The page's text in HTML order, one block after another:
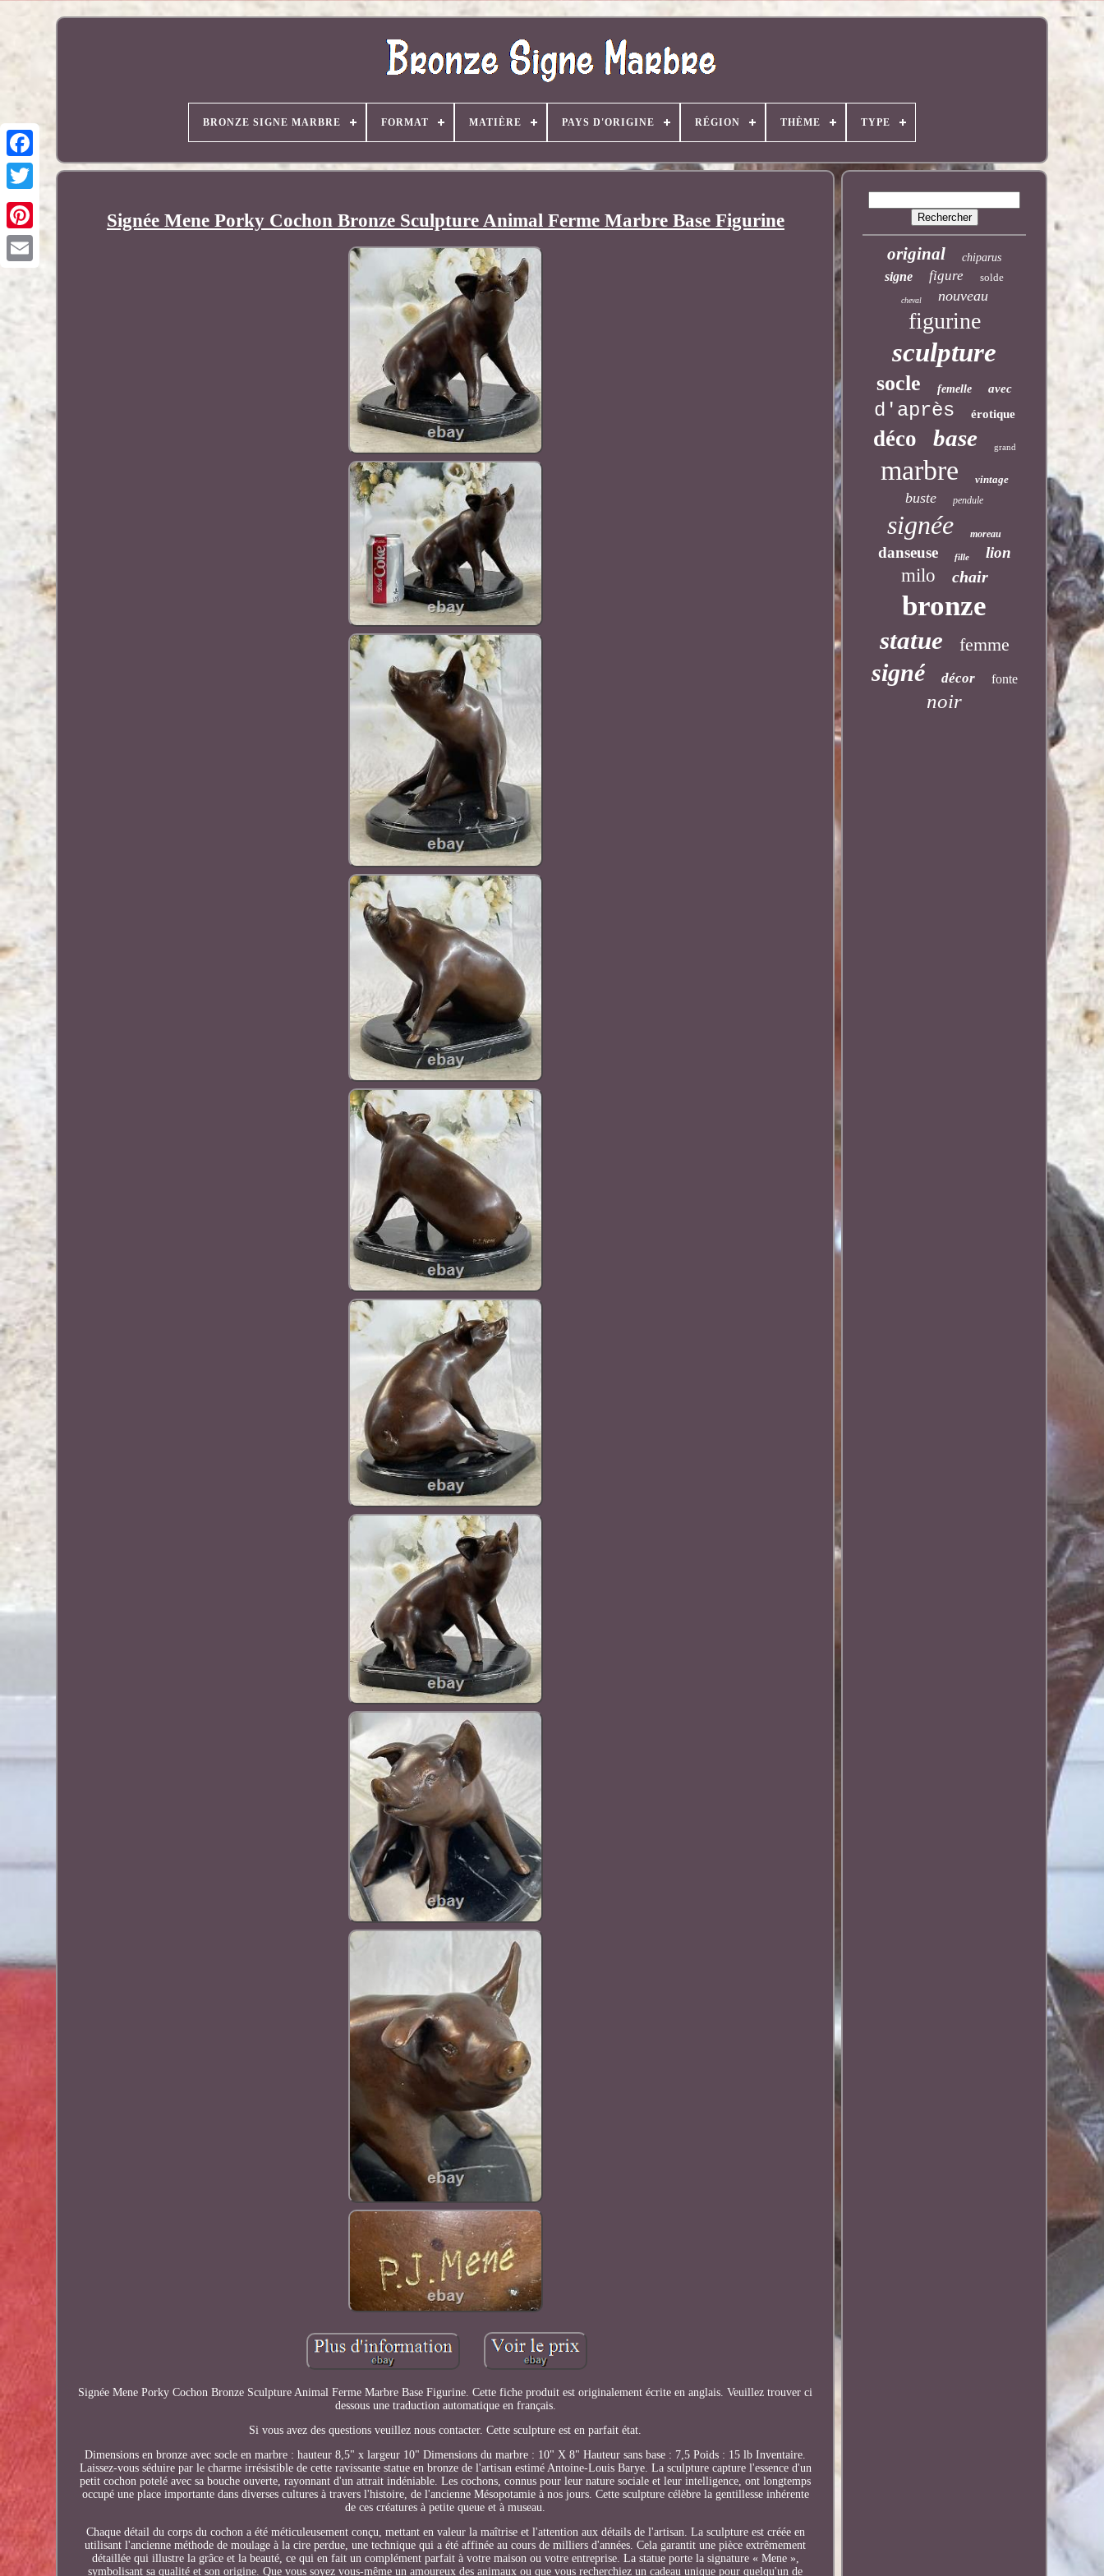
Pinterest
BRONZE SIGNE MARBRE FORMAT MATIÈRE PAYS D'ORIGINE RÉGION THÈME TYPE
Signée Mene Porky Cochon Bronze Sculpture Animal Ferme Marbre Base Figurine
Signée Mene Porky Cochon Bronze Sculpture Animal Ferme Marbre Base Figurine. Cette fiche produit est originalement écrite en anglais. Veuillez trouver ci
dessous une traduction automatique en français.
Si vous avez des questions veuillez nous contacter. Cette sculpture est en parfait état.
Dimensions en bronze avec socle en marbre : hauteur 8,5" x largeur 10" Dimensions du marbre : 10" X 8" Hauteur sans base : 7,5 Poids : 15 lb Inventaire.
Laissez-vous séduire par le charme irrésistible de cette ravissante statue en bronze de l'artisan estimé Antoine-Louis Barye. La sculpture capture l'essence d'un
petit cochon potelé avec sa bouche ouverte, rayonnant d'un attrait indéniable. Les cochons, connus pour leur nature sociale et leur intelligence, ont longtemps
occupé une place importante dans diverses cultures à travers l'histoire, de l'ancienne Mésopotamie à nos jours. Cette sculpture célèbre la gentillesse inhérente
de ces créatures à petite queue et à museau.
Chaque détail du corps du cochon a été méticuleusement conçu, mettant en valeur la maîtrise et l'attention aux détails de l'artisan. La sculpture est créée en
utilisant l'ancienne méthode de moulage à la cire perdue, une technique qui a été affinée au cours de milliers d'années. Cela garantit une pièce extrêmement
détaillée qui illustre la grâce et la beauté, ce qui en fait un complément parfait à votre maison ou votre entreprise. La statue porte la signature « Mene »,
symbolisant sa qualité et son origine. Que vous soyez vous-même un amoureux des animaux ou que vous recherchiez un cadeau unique pour quelqu'un de
original chiparus
signe figure solde
cheval nouveau
figurine
sculpture
socle femelle avec
d'après érotique
déco base grand
marbre vintage
buste pendule
signée moreau
danseuse fille lion
milo chair
bronze
statue femme
signé décor fonte
noir